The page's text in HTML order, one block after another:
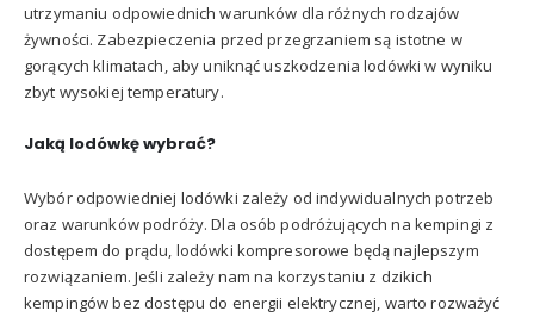
utrzymaniu odpowiednich warunków dla różnych rodzajów
żywności. Zabezpieczenia przed przegrzaniem są istotne w
gorących klimatach, aby uniknąć uszkodzenia lodówki w wyniku
zbyt wysokiej temperatury.
Jaką lodówkę wybrać?
Wybór odpowiedniej lodówki zależy od indywidualnych potrzeb
oraz warunków podróży. Dla osób podróżujących na kempingi z
dostępem do prądu, lodówki kompresorowe będą najlepszym
rozwiązaniem. Jeśli zależy nam na korzystaniu z dzikich
kempingów bez dostępu do energii elektrycznej, warto rozważyć